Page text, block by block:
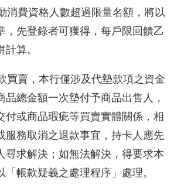
消費資格人數超過限量名額，將以
，先登錄者可獲得，每戶限回饋乙
算。
買賣，本行僅涉及代墊款項之資金
品總金額一次墊付予商品出售人，
付或商品瑕疵等買賣實體關係，相
服務取消之退款事宜，持卡人應先
尋求解決；如無法解決，得要求本
「帳款疑義之處理程序」處理。